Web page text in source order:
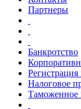
Партнеры
Банкротство
Налоговое
Таможенное